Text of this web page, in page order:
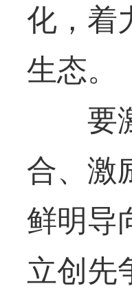
化，着
生态。
要激
合、激
鲜明导
立创先